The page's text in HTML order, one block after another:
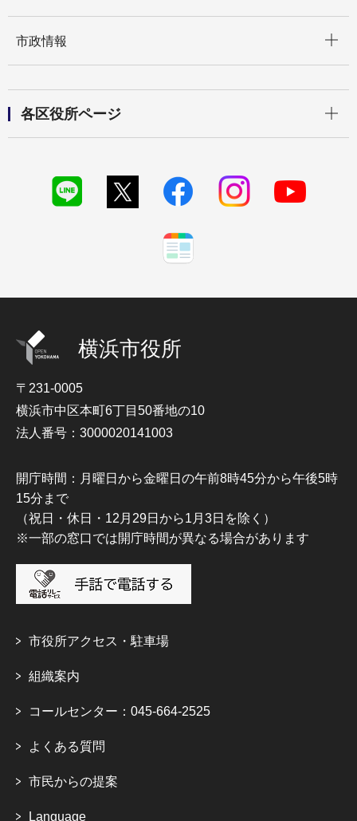
市政情報
各区役所ページ
横浜市役所
〒231-0005
横浜市中区本町6丁目50番地の10
法人番号：3000020141003
開庁時間：月曜日から金曜日の午前8時45分から午後5時
15分まで
（祝日・休日・12月29日から1月3日を除く）
※一部の窓口では開庁時間が異なる場合があります
市役所アクセス・駐車場
組織案内
コールセンター：045-664-2525
よくある質問
市民からの提案
Language